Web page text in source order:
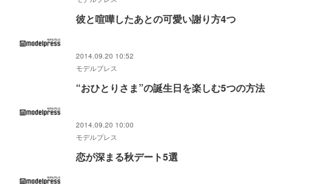
彼と喧嘩したあとの可愛い謝り方4つ
2014.09.20 10:52
モデルプレス
“おひとりさま”の誕生日を楽しむ5つの方法
2014.09.20 10:00
モデルプレス
恋が深まる秋デート5選